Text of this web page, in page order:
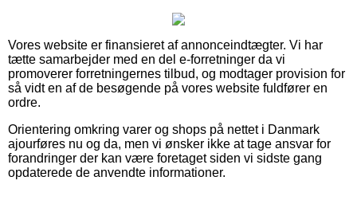
Vores website er finansieret af annonceindtægter. Vi har
tætte samarbejder med en del e-forretninger da vi
promoverer forretningernes tilbud, og modtager provision for
så vidt en af de besøgende på vores website fuldfører en
ordre.
Orientering omkring varer og shops på nettet i Danmark
ajourføres nu og da, men vi ønsker ikke at tage ansvar for
forandringer der kan være foretaget siden vi sidste gang
opdaterede de anvendte informationer.